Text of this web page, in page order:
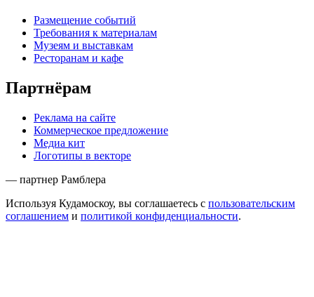
Размещение событий
Требования к материалам
Музеям и выставкам
Ресторанам и кафе
Партнёрам
Реклама на сайте
Коммерческое предложение
Медиа кит
Логотипы в векторе
— партнер Рамблера
Используя Кудамоскоу, вы соглашаетесь с пользовательским
соглашением и политикой конфиденциальности.